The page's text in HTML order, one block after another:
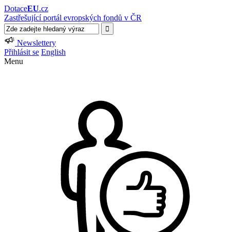
DotaceEU.cz
Zastřešující portál evropských fondů v ČR
Newslettery
Přihlásit se English
Menu